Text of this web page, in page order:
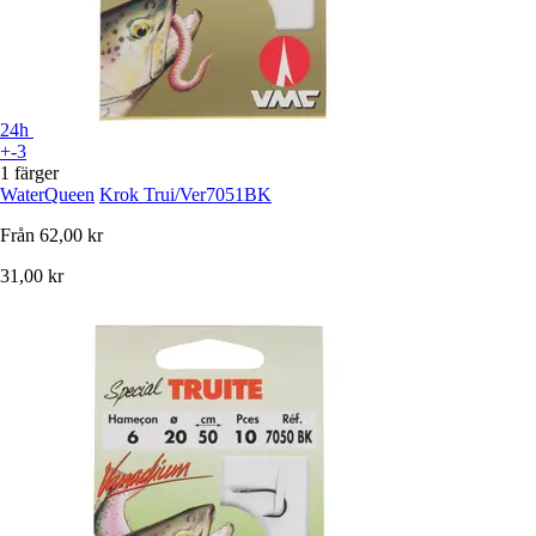
24h
+-3
1 färger
WaterQueen Krok Trui/Ver7051BK
Från 62,00 kr
31,00 kr